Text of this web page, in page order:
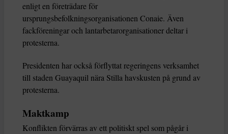
enligt en företrädare för
ursprungsbefolkningsorganisationen Conaie. Även
fackföreningar och lantarbetarorganisationer deltar i
protesterna.
Presidenten har också förflyttat regeringens verksamhet
till staden Guayaquil nära Stilla havskusten på grund av
protesterna.
Maktkamp
Konflikten förvärras av ett politiskt spel som pågår i